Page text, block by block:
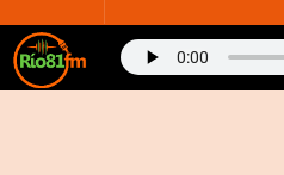
fueron retirados de